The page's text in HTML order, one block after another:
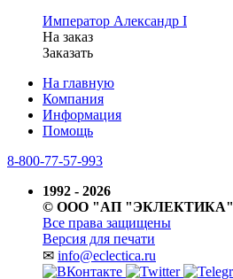
Император Александр I
На заказ
Заказать
На главную
Компания
Информация
Помощь
8-800-77-57-993
1992 - 2026
© ООО "АП "ЭКЛЕКТИКА"
Все права защищены
Версия для печати
✉ info@eclectica.ru